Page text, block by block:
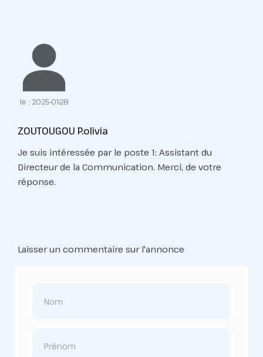
le : 2025-01-28
ZOUTOUGOU P.olivia
Je suis intéressée par le poste 1: Assistant du
Directeur de la Communication. Merci, de votre
réponse.
Laisser un commentaire sur l'annonce